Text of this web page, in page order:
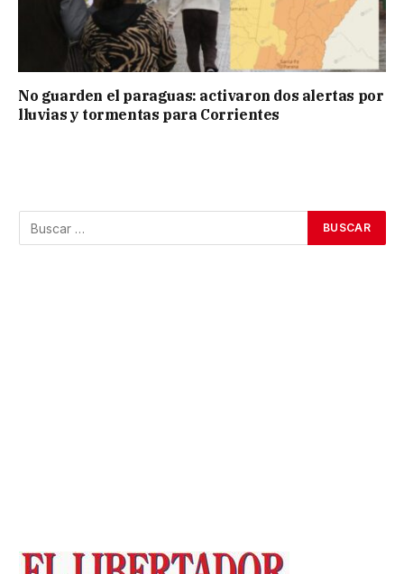
No guarden el paraguas: activaron dos alertas por
lluvias y tormentas para Corrientes